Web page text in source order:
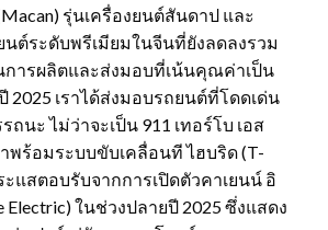
รุ่นเครื่องยนต์สันดาป และ
ต์ระดับพรีเมียมในจีนที่ยังลดลงรวม
การผลิตและส่งมอบที่เน้นคุณค่าเป็น
2025 เราได้ส่งมอบรถยนต์ที่โดดเด่น
ถนะ ไม่ว่าจะเป็น 911 เทอร์โบ เอส
าพร้อมระบบขับเคลื่อนที ไฮบริด (T-
แสตอบรับจากการเปิดตัวคาเยนน์ อิ
Electric) ในช่วงปลายปี 2025 ซึ่งแสดง